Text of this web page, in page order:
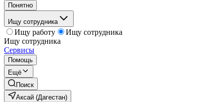
Понятно
Ищу сотрудника
Ищу работу
Ищу сотрудника
Ищу сотрудника
Сервисы
Помощь
Ещё
Поиск
Аксай (Дагестан)